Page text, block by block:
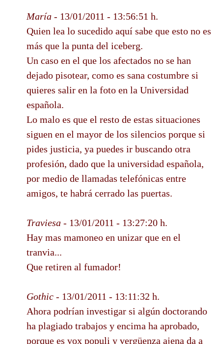
María - 13/01/2011 - 13:56:51 h.
Quien lea lo sucedido aquí sabe que esto no es
más que la punta del iceberg.
Un caso en el que los afectados no se han
dejado pisotear, como es sana costumbre si
quieres salir en la foto en la Universidad
española.
Lo malo es que el resto de estas situaciones
siguen en el mayor de los silencios porque si
pides justicia, ya puedes ir buscando otra
profesión, dado que la universidad española,
por medio de llamadas telefónicas entre
amigos, te habrá cerrado las puertas.
Traviesa - 13/01/2011 - 13:27:20 h.
Hay mas mamoneo en unizar que en el
tranvia...
Que retiren al fumador!
Gothic - 13/01/2011 - 13:11:32 h.
Ahora podrían investigar si algún doctorando
ha plagiado trabajos y encima ha aprobado,
porque es vox populi y vergüenza ajena da a